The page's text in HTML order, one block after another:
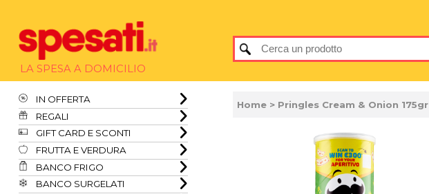
LA SPESA A DOMICILIO
IN OFFERTA
REGALI
GIFT CARD E SCONTI
FRUTTA E VERDURA
BANCO FRIGO
BANCO SURGELATI
Home > Pringles Cream & Onion 175gr